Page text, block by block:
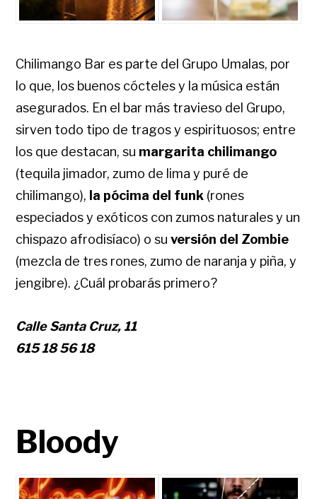
Chilimango Bar es parte del Grupo Umalas, por
lo que, los buenos cócteles y la música están
asegurados. En el bar más travieso del Grupo,
sirven todo tipo de tragos y espirituosos; entre
los que destacan, su margarita chilimango
(tequila jimador, zumo de lima y puré de
chilimango), la pócima del funk (rones
especiados y exóticos con zumos naturales y un
chispazo afrodisíaco) o suversión del Zombie
(mezcla de tres rones, zumo de naranja y piña, y
jengibre). ¿Cuál probarás primero?
Calle Santa Cruz, 11
615 18 56 18
Bloody